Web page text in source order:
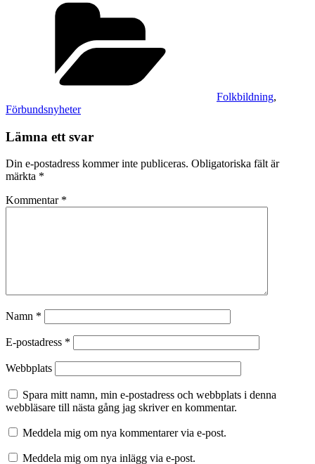
Folkbildning,
Förbundsnyheter
Lämna ett svar
Din e-postadress kommer inte publiceras. Obligatoriska fält är
märkta *
Kommentar *
Namn *
E-postadress *
Webbplats
Spara mitt namn, min e-postadress och webbplats i denna
webbläsare till nästa gång jag skriver en kommentar.
Meddela mig om nya kommentarer via e-post.
Meddela mig om nya inlägg via e-post.